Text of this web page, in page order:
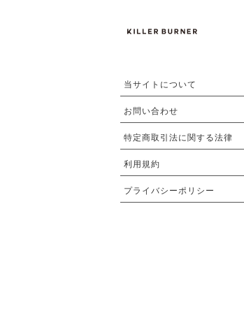
当サイトについて
お問い合わせ
特定商取引法に関する法律
利用規約
プライバシーポリシー